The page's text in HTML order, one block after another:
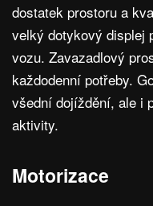
dostatek prostoru a
velký dotykový displej
vozu. Zavazadlový
každodenní potřeby.
všední dojíždění, ale i
aktivity.
Motorizace